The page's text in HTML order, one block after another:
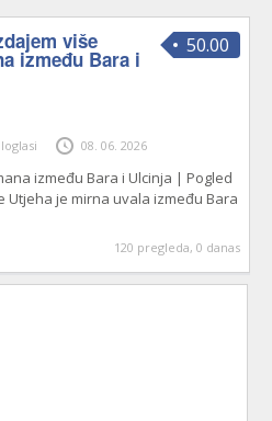
50.00
više
između Bara i
loglasi 08. 06. 2026
između Bara i Ulcinja | Pogled
Utjeha je mirna uvala između Bara
120 pregleda, 0 danas